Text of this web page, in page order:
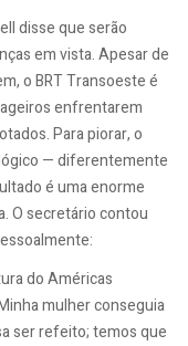
disse que serão
em vista. Apesar de
o BRT Transoeste é
enfrentarem
Para piorar, o
— diferentemente
é uma enorme
O secretário contou
do Américas
mulher conseguia
ser refeito; temos que